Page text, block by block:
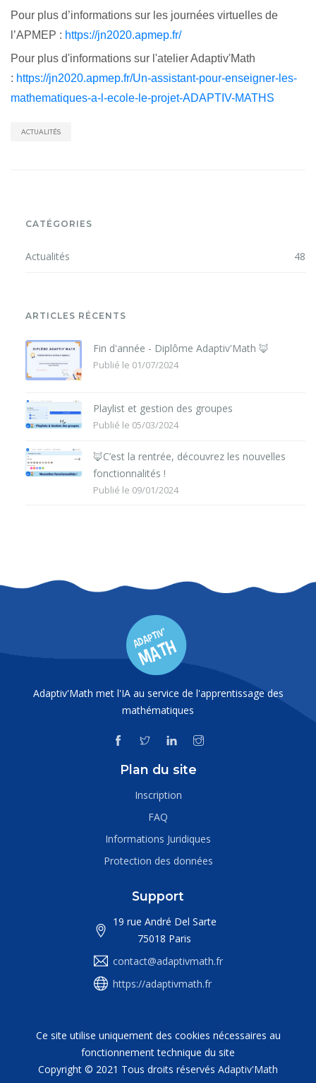
Pour plus d’informations sur les journées virtuelles de
l’APMEP : https://jn2020.apmep.fr/
Pour plus d'informations sur l'atelier Adaptiv'Math
: https://jn2020.apmep.fr/Un-assistant-pour-enseigner-les-
mathematiques-a-l-ecole-le-projet-ADAPTIV-MATHS
ACTUALITÉS
CATÉGORIES
Actualités 48
ARTICLES RÉCENTS
Fin d'année - Diplôme Adaptiv'Math 🦊
Publié le 01/07/2024
Playlist et gestion des groupes
Publié le 05/03/2024
🦊C’est la rentrée, découvrez les nouvelles
fonctionnalités !
Publié le 09/01/2024
Adaptiv'Math met l'IA au service de l'apprentissage des
mathématiques
Plan du site
Inscription
FAQ
Informations Juridiques
Protection des données
Support
19 rue André Del Sarte
75018 Paris
contact@adaptivmath.fr
https://adaptivmath.fr
Ce site utilise uniquement des cookies nécessaires au
fonctionnement technique du site
Copyright © 2021 Tous droits réservés Adaptiv'Math